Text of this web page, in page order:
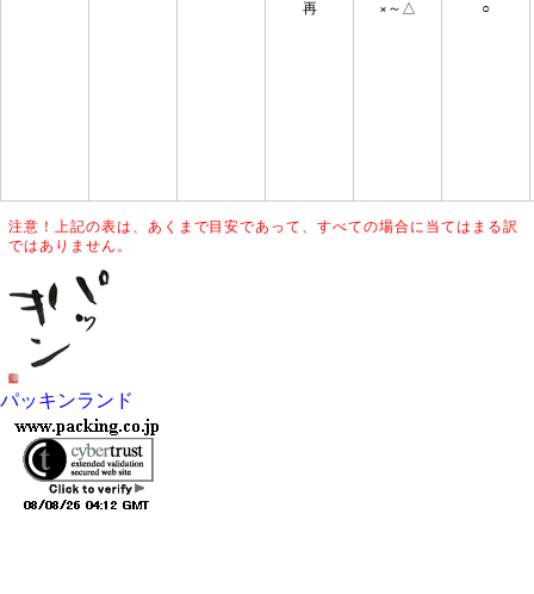
再 ×～△ ○
注意！上記の表は、あくまで目安であって、すべての場合に当てはまる訳
ではありません。
パッキンランド